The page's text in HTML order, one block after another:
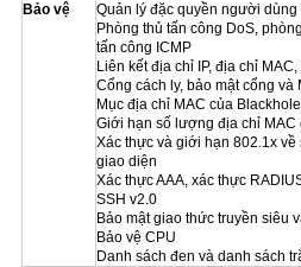
Bảo vệ
Quản lý đặc quyền người dùng
Phòng thủ tấn công DoS,
tấn công ICMP
Liên kết địa chỉ IP, địa chỉ
Cổng cách ly, bảo mật cổng và
Mục địa chỉ MAC của Blackhole
Giới hạn số lượng địa chỉ MAC
Xác thực và giới hạn 802.1x
giao diện
Xác thực AAA, xác thực
SSH v2.0
Bảo mật giao thức truyền siêu
Bảo vệ CPU
Danh sách đen và danh sách